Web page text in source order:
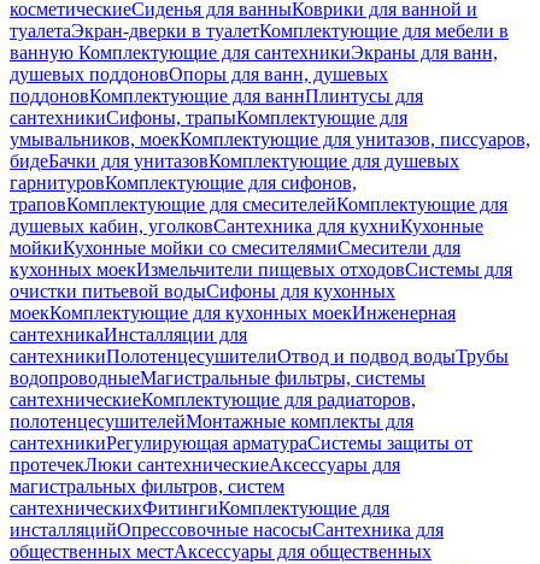
косметическиеСиденья для ванныКоврики для ванной и
туалетаЭкран-дверки в туалетКомплектующие для мебели в
ванную Комплектующие для сантехникиЭкраны для ванн,
душевых поддоновОпоры для ванн, душевых
поддоновКомплектующие для ваннПлинтусы для
сантехникиСифоны, трапыКомплектующие для
умывальников, моекКомплектующие для унитазов, писсуаров,
бидеБачки для унитазовКомплектующие для душевых
гарнитуровКомплектующие для сифонов,
траповКомплектующие для смесителейКомплектующие для
душевых кабин, уголковСантехника для кухниКухонные
мойкиКухонные мойки со смесителямиСмесители для
кухонных моекИзмельчители пищевых отходовСистемы для
очистки питьевой водыСифоны для кухонных
моекКомплектующие для кухонных моекИнженерная
сантехникаИнсталляции для
сантехникиПолотенцесушителиОтвод и подвод водыТрубы
водопроводныеМагистральные фильтры, системы
сантехническиеКомплектующие для радиаторов,
полотенцесушителейМонтажные комплекты для
сантехникиРегулирующая арматураСистемы защиты от
протечекЛюки сантехническиеАксессуары для
магистральных фильтров, систем
сантехническихФитингиКомплектующие для
инсталляцийОпрессовочные насосыСантехника для
общественных местАксессуары для общественных